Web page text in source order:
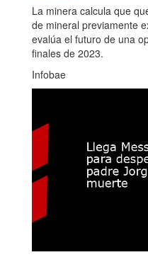
La minera calcula que
de mineral previamente
evalúa el futuro de una
finales de 2023.
Infobae